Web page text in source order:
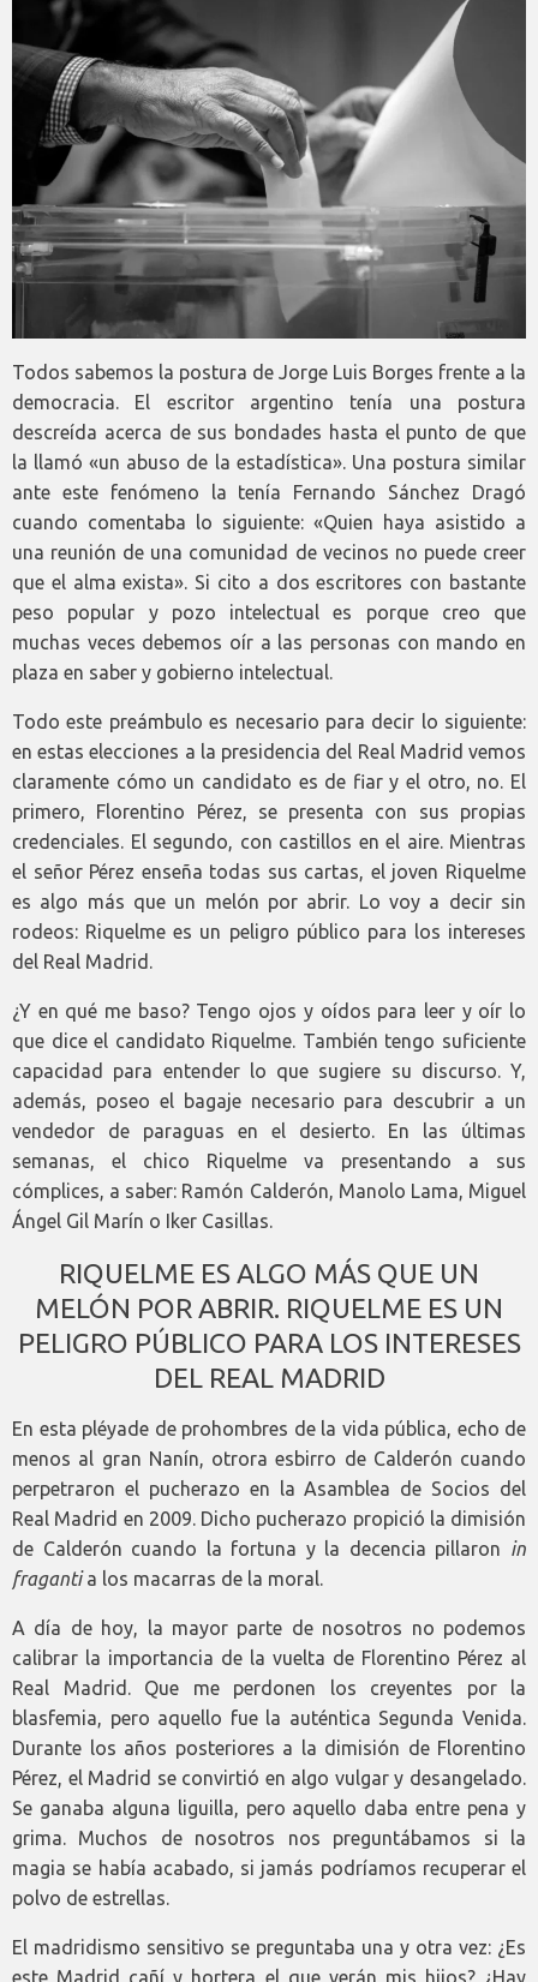
Todos sabemos la postura de Jorge Luis Borges frente a la
democracia. El escritor argentino tenía una postura
descreída acerca de sus bondades hasta el punto de que
la llamó «un abuso de la estadística». Una postura similar
ante este fenómeno la tenía Fernando Sánchez Dragó
cuando comentaba lo siguiente: «Quien haya asistido a
una reunión de una comunidad de vecinos no puede creer
que el alma exista». Si cito a dos escritores con bastante
peso popular y pozo intelectual es porque creo que
muchas veces debemos oír a las personas con mando en
plaza en saber y gobierno intelectual.
Todo este preámbulo es necesario para decir lo siguiente:
en estas elecciones a la presidencia del Real Madrid vemos
claramente cómo un candidato es de fiar y el otro, no. El
primero, Florentino Pérez, se presenta con sus propias
credenciales. El segundo, con castillos en el aire. Mientras
el señor Pérez enseña todas sus cartas, el joven Riquelme
es algo más que un melón por abrir. Lo voy a decir sin
rodeos: Riquelme es un peligro público para los intereses
del Real Madrid.
¿Y en qué me baso? Tengo ojos y oídos para leer y oír lo
que dice el candidato Riquelme. También tengo suficiente
capacidad para entender lo que sugiere su discurso. Y,
además, poseo el bagaje necesario para descubrir a un
vendedor de paraguas en el desierto. En las últimas
semanas, el chico Riquelme va presentando a sus
cómplices, a saber: Ramón Calderón, Manolo Lama, Miguel
Ángel Gil Marín o Iker Casillas.
RIQUELME ES ALGO MÁS QUE UN
MELÓN POR ABRIR. RIQUELME ES UN
PELIGRO PÚBLICO PARA LOS INTERESES
DEL REAL MADRID
En esta pléyade de prohombres de la vida pública, echo de
menos al gran Nanín, otrora esbirro de Calderón cuando
perpetraron el pucherazo en la Asamblea de Socios del
Real Madrid en 2009. Dicho pucherazo propició la dimisión
de Calderón cuando la fortuna y la decencia pillaron in
fragantia los macarras de la moral.
A día de hoy, la mayor parte de nosotros no podemos
calibrar la importancia de la vuelta de Florentino Pérez al
Real Madrid. Que me perdonen los creyentes por la
blasfemia, pero aquello fue la auténtica Segunda Venida.
Durante los años posteriores a la dimisión de Florentino
Pérez, el Madrid se convirtió en algo vulgar y desangelado.
Se ganaba alguna liguilla, pero aquello daba entre pena y
grima. Muchos de nosotros nos preguntábamos si la
magia se había acabado, si jamás podríamos recuperar el
polvo de estrellas.
El madridismo sensitivo se preguntaba una y otra vez: ¿Es
este Madrid cañí y hortera el que verán mis hijos? ¿Hay